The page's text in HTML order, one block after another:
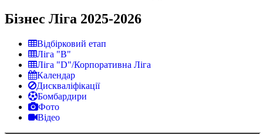
Бізнес Ліга 2025-2026
Відбірковий етап
Ліга "В"
Ліга "D"/Корпоративна Ліга
Календар
Дискваліфікації
Бомбардири
Фото
Відео